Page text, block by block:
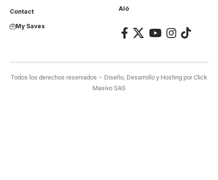
Contact
My Saves
Aló
Todos los derechos reservados – Diseño, Desarrollo y Hosting porClick
Masivo SAS